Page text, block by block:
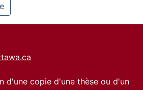
d'une copie d'une thèse ou d'un